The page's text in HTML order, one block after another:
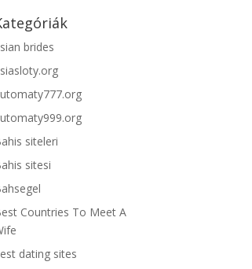
brides
siteleri
sitesi
Countries To Meet A
dating sites